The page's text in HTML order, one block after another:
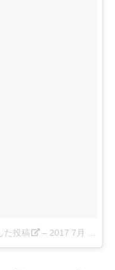
た投稿 – 2017 7月 22 6:21午後 PDT